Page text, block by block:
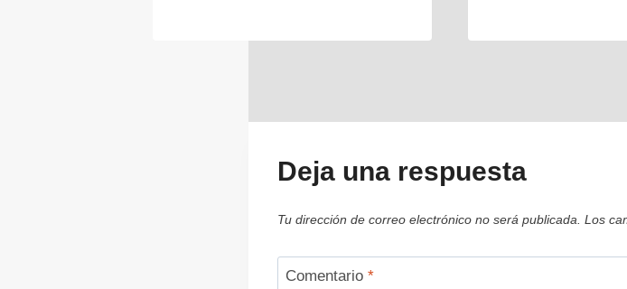
Deja una respuesta
Tu dirección de correo electrónico no será publicada. Los
Comentario *